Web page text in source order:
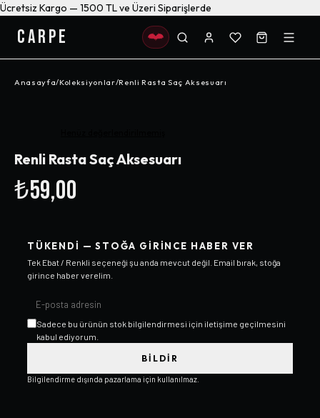
Ücretsiz Kargo — 1500 TL ve Üzeri Siparişlerde
CARPE
Anasayfa/Koleksiyonlar/Renli Rasta Saç Aksesuarı
Renli Rasta Saç Aksesuarı
₺59,00
TÜKENDI — STOĞA GIRINCE HABER VER
Tek Ebat / Renkli seçeneği şu anda mevcut değil. Email bırak, stoğa
girince haber verelim.
Sadece bu ürünün stok bilgilendirmesi için iletişime geçilmesini
kabul ediyorum.
BILDIR
Bilgilendirme dışında pazarlama için kullanılmaz.